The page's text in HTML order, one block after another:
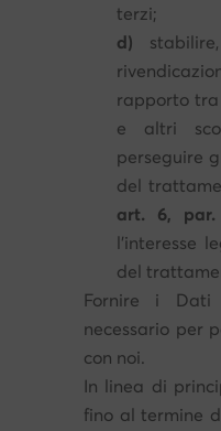
terzi;
d)
rapporto
e altri
perseguire
del
art. 6,
l'interesse
del
Fornire i Dati
necessario per
con noi.
In linea di
fino al termine